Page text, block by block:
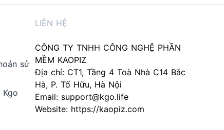
sử
LIÊN HỆ
CÔNG TY TNHH CÔNG NGHỆ PHẦN
MỀM KAOPIZ
Địa chỉ: CT1, Tầng 4 Toà Nhà C14 Bắc
Hà, P. Tố Hữu, Hà Nội
Email: support@kgo.life
Website: https://kaopiz.com